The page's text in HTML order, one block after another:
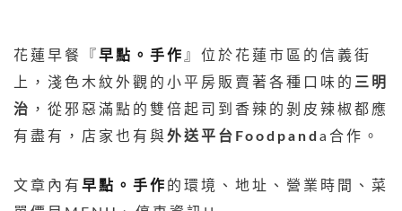
花蓮早餐『 早點。手作』位於花蓮市區的信義街
上，淺色木紋外觀的小平房販賣著各種口味的 三明
治 ，從邪惡滿點的雙倍起司到香辣的剝皮辣椒都應
有盡有，店家也有與外送平台Foodpand a合作。
文章內有 早點。手作 的環境、地址、營業時間、菜